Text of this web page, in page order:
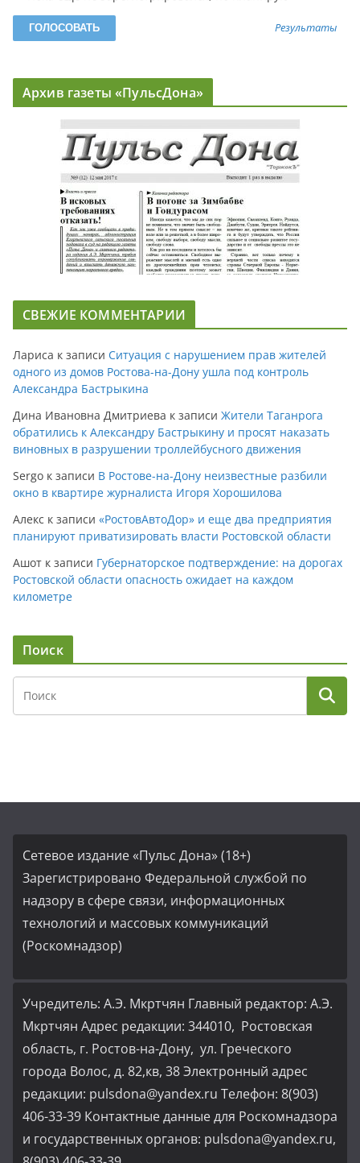
Результаты
Архив газеты «ПульсДона»
СВЕЖИЕ КОММЕНТАРИИ
Лариса к записи Ситуация с нарушением прав жителей
одного из домов Ростова-на-Дону ушла под контроль
Александра Бастрыкина
Дина Ивановна Дмитриева к записи Жители Таганрога
обратились к Александру Бастрыкину и просят наказать
виновных в разрушении троллейбусного движения
Sergo к записи В Ростове-на-Дону неизвестные разбили
окно в квартире журналиста Игоря Хорошилова
Алекс к записи «РостовАвтоДор» и еще два предприятия
планируют приватизировать власти Ростовской области
Ашот к записи Губернаторское подтверждение: на дорогах
Ростовской области опасность ожидает на каждом
километре
Поиск
Сетевое издание «Пульс Дона» (18+)
Зарегистрировано Федеральной службой по
надзору в сфере связи, информационных
технологий и массовых коммуникаций
(Роскомнадзор)
Учредитель: А.Э. Мкртчян Главный редактор: А.Э.
Мкртчян Адрес редакции: 344010, Ростовская
область, г. Ростов-на-Дону, ул. Греческого
города Волос, д. 82,кв, 38 Электронный адрес
редакции: pulsdona@yandex.ru Телефон: 8(903)
406-33-39 Контактные данные для Роскомнадзора
и государственных органов: pulsdona@yandex.ru,